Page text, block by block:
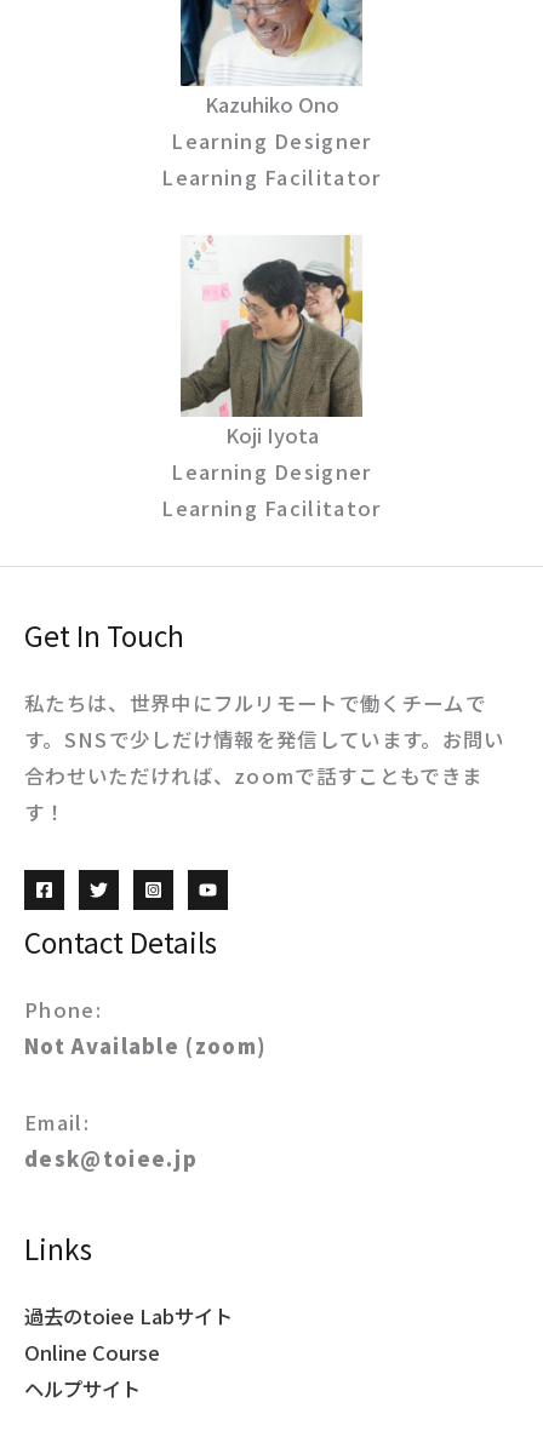
Kazuhiko Ono
Learning Designer
Learning Facilitator
Koji Iyota
Learning Designer
Learning Facilitator
Get In Touch
私たちは、世界中にフルリモートで働くチームで
す。SNSで少しだけ情報を発信しています。お問い
合わせいただければ、zoomで話すこともできま
す！
Contact Details
Phone:
Not Available (zoom)
Email:
desk@toiee.jp
Links
過去のtoiee Labサイト
Online Course
ヘルプサイト